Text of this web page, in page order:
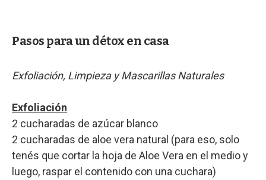
Pasos para un détox en casa
Exfoliación, Limpieza y Mascarillas Naturales
Exfoliación
2 cucharadas de azúcar blanco
2 cucharadas de aloe vera natural (para eso, solo
tenés que cortar la hoja de Aloe Vera en el medio y
luego, raspar el contenido con una cuchara)